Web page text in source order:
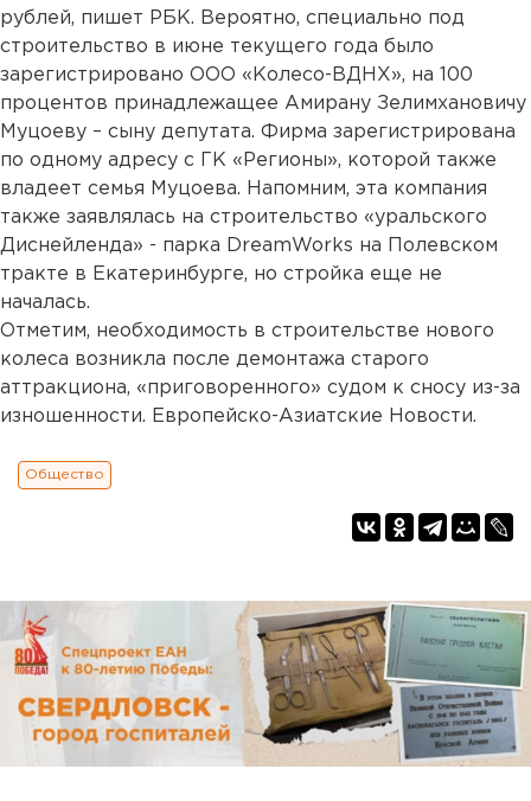
рублей, пишет РБК. Вероятно, специально под
строительство в июне текущего года было
зарегистрировано ООО «Колесо-ВДНХ», на 100
процентов принадлежащее Амирану Зелимхановичу
Муцоеву – сыну депутата. Фирма зарегистрирована
по одному адресу с ГК «Регионы», которой также
владеет семья Муцоева. Напомним, эта компания
также заявлялась на строительство «уральского
Диснейленда» - парка DreamWorks на Полевском
тракте в Екатеринбурге, но стройка еще не
началась.
Отметим, необходимость в строительстве нового
колеса возникла после демонтажа старого
аттракциона, «приговоренного» судом к сносу из-за
изношенности. Европейско-Азиатские Новости.
Общество